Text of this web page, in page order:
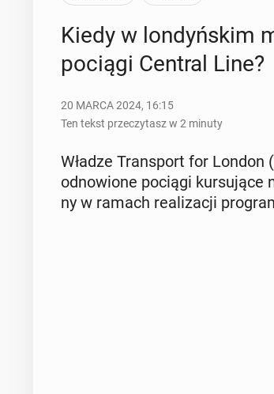
Kiedy w lon­dyń­skim
pociągi Central Line?
20 MARCA 2024, 16:15
Ten tekst przeczytasz w 2 minuty
Władze Trans­port for London
od­no­wio­ne pociągi kur­su­ją­ce
ny w ramach re­ali­za­cji